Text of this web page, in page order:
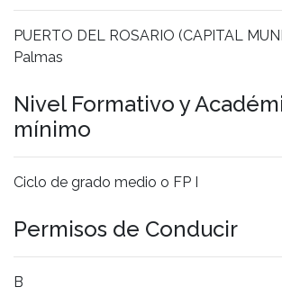
PUERTO DEL ROSARIO (CAPITAL
Palmas
Nivel Formativo y
mínimo
Ciclo de grado medio o FP I
Permisos de Conducir
B